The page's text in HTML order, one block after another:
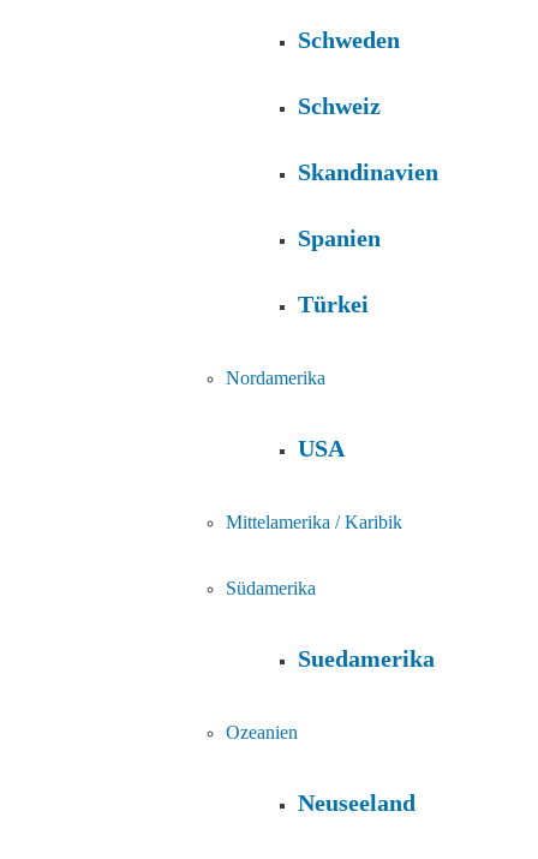
Schweden
Schweiz
Skandinavien
Spanien
Türkei
Nordamerika
USA
Mittelamerika / Karibik
Südamerika
Suedamerika
Ozeanien
Neuseeland